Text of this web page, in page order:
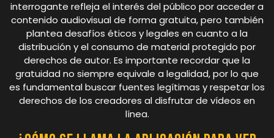
interrogante refleja el interés del público por acceder a
contenido audiovisual de forma gratuita, pero también
plantea desafíos éticos y legales en cuanto a la
distribución y el consumo de material protegido por
derechos de autor. Es importante recordar que la
gratuidad no siempre equivale a legalidad, por lo que
es fundamental buscar fuentes legítimas y respetar los
derechos de los creadores al disfrutar de vídeos en
línea.